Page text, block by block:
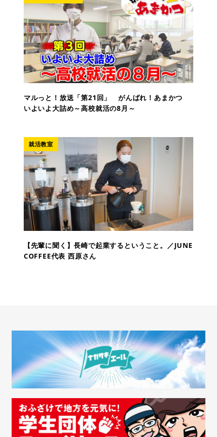
マルっと！放送「第21回」 がんばれ！あまかつ
いよいよ大詰め～高校就活の8月～
就活教室
【先輩に聞く】長崎で起業するということ。／JUNE
COFFEE代表 西原さん